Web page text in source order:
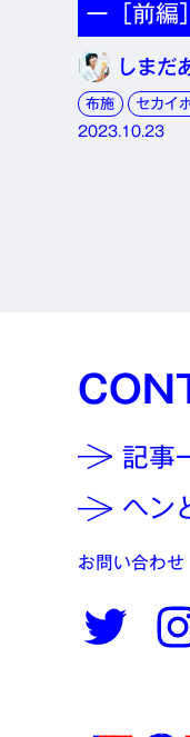
ー［前編］
しまだ
布施 セカイ
2023.10.23
記事
ヘン
お問い合わせ